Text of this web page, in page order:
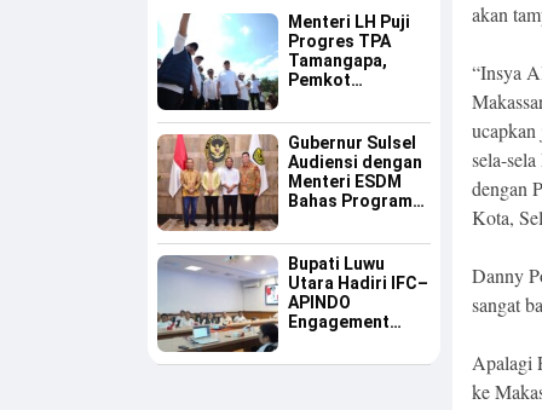
Menteri LH Puji
Progres TPA
Tamangapa,
Pemkot
Serius Benahi
Sampah
Gubernur Sulsel
Audiensi dengan
Menteri ESDM
Bahas Program
Kebutuhan BBM
Kepulauan
Bupati Luwu
Utara Hadiri IFC–
APINDO
Engagement
Investasi dan
akan
“Insya
ucapkan
sela-
dengan
Kota,
Danny
sangat
Apalagi
ke